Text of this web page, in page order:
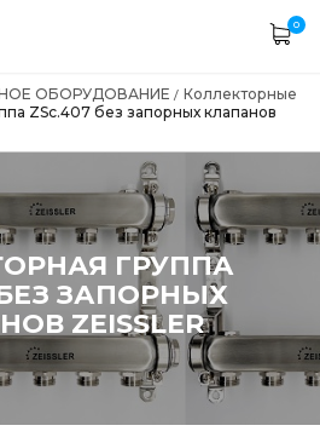
0
ОБОРУДОВАНИЕ / Коллекторные
ZSc.407 без запорных клапанов
ГРУППА
БЕЗ ЗАПОРНЫХ
ZEISSLER